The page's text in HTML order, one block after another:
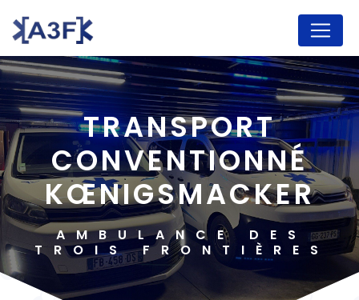
TRANSPORT
CONVENTIONNÉ
KŒNIGSMACKER
AMBULANCE DES
TROIS FRONTIÈRES